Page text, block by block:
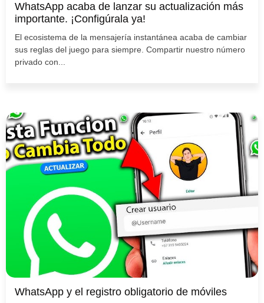
WhatsApp acaba de lanzar su actualización más
importante. ¡Configúrala ya!
El ecosistema de la mensajería instantánea acaba de cambiar
sus reglas del juego para siempre. Compartir nuestro número
privado con...
WhatsApp y el registro obligatorio de móviles